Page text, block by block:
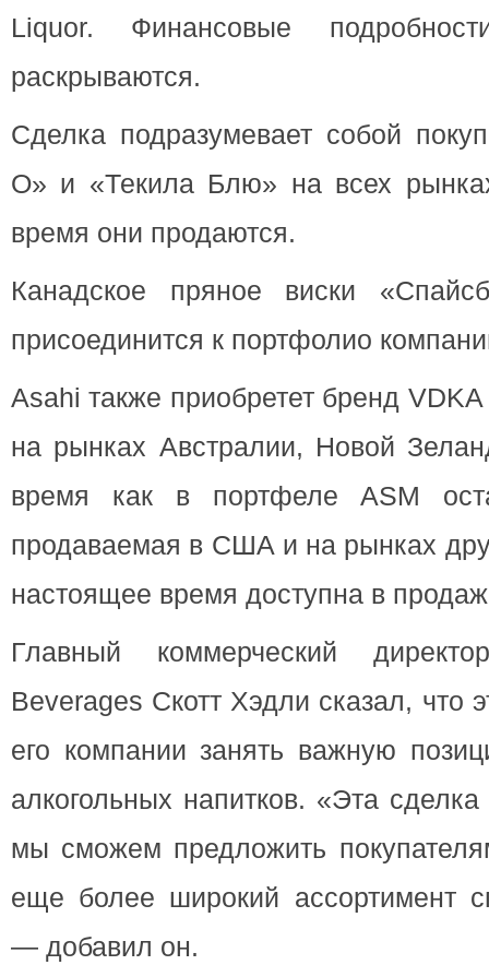
Liquor. Финансовые
раскрываются.
Сделка подразумевает собой
О» и «Текила Блю» на всех
время они продаются.
Канадское пряное виски
присоединится к портфолио
Asahi также приобретет бренд
на рынках Австралии, Новой
время как в портфеле ASM
продаваемая в США и на рынках
настоящее время доступна в
Главный коммерческий
Beverages Скотт Хэдли сказал, что
его компании занять важную
алкогольных напитков. «Эта
мы сможем предложить
еще более широкий ассортимент
— добавил он.